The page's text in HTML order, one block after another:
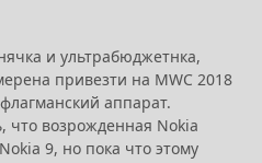
и ультрабюджетнка,
привезти на MWC 2018
аппарат.
что возрожденная Nokia
9, но пока что этому